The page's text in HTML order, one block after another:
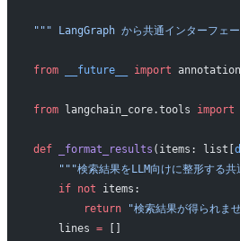
""" LangGraph から共通インターフェ
from __future__ import
from langchain_core.tools import
def _format_results (items: list[
"""検索結果をLLM向けに整形する共
    if
not items:
        return
"検索結果が得られま
    lines
= []